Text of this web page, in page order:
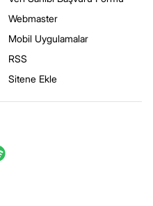
Webmaster
Mobil Uygulamalar
RSS
Sitene Ekle